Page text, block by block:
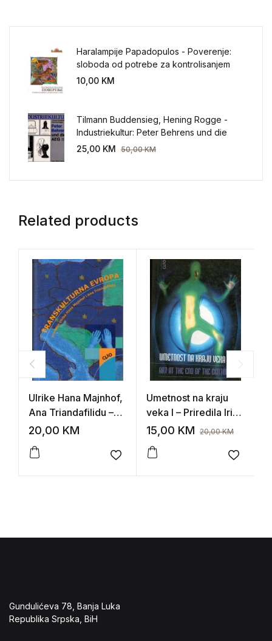
Haralampije Papadopulos - Poverenje:
sloboda od potrebe za kontrolisanjem
sveta
10,00 KM
Tilmann Buddensieg, Hening Rogge -
Industriekultur: Peter Behrens und die
AEG 1907-1914.
25,00 KM 50,00KM
Related products
Ulrike Hana Majnhof,
Ana Triandafilidu –
Transkulturna Evropa
20,00 KM
Add to wishlist
Umetnost na kraju
veka I – Priredila Irina
Subotić
15,00 KM 20,00KM
Add to
Gundulićeva 78, Banja Luka
Republika Srpska, BiH